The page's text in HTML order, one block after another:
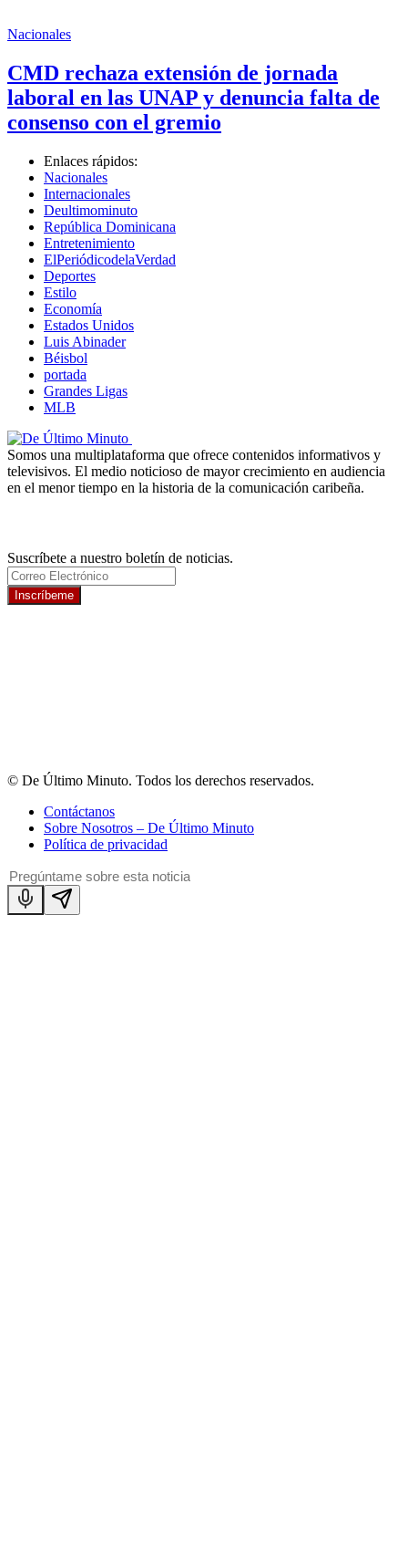
Nacionales
CMD rechaza extensión de jornada
laboral en las UNAP y denuncia falta de
consenso con el gremio
Enlaces rápidos:
Nacionales
Internacionales
Deultimominuto
República Dominicana
Entretenimiento
ElPeriódicodelaVerdad
Deportes
Estilo
Economía
Estados Unidos
Luis Abinader
Béisbol
portada
Grandes Ligas
MLB
Somos una multiplataforma que ofrece contenidos informativos y
televisivos. El medio noticioso de mayor crecimiento en audiencia
en el menor tiempo en la historia de la comunicación caribeña.
Suscríbete a nuestro boletín de noticias.
Inscríbeme
© De Último Minuto. Todos los derechos reservados.
Contáctanos
Sobre Nosotros – De Último Minuto
Política de privacidad